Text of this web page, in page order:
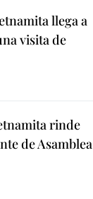
llega a
visita de
rinde
de Asamblea